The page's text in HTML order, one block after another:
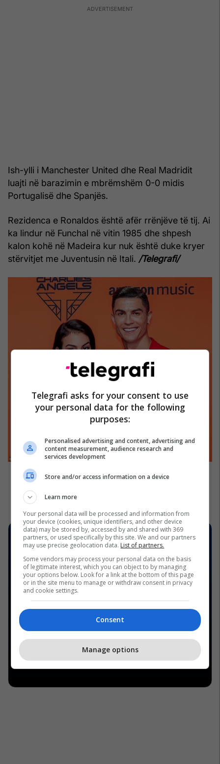
Ish-ylli i Manchester United dhe Real Madridit
luajti në barazimin e mbrëmshëm 0-0 midis
Portugalisë dhe Spanjës.
Rezidenca e Ronaldos është afër rrënjëve të tij. Ai
ka lindur në Funchal në vitin 1985 dhe shpesh
kalon kohë në Madeira kur nuk është duke kryer
stërvitjet me Juventusin në Itali. /Telegrafi/
Telegrafi asks for your consent to use
your personal data for the following
purposes:
Personalised advertising and content, advertising and
content measurement, audience research and
services development
Store and/or access information on a device
Learn more
Your personal data will be processed and information from
your device (cookies, unique identifiers, and other device
data) may be stored by, accessed by and shared with 369
partners, or used specifically by this site. We and our partners
may use precise geolocation data. List of partners.
Some vendors may process your personal data on the basis
of legitimate interest, which you can object to by managing
your options below. Look for a link at the bottom of this page
or in the site menu to manage or withdraw consent in privacy
and cookie settings.
Consent
Manage options